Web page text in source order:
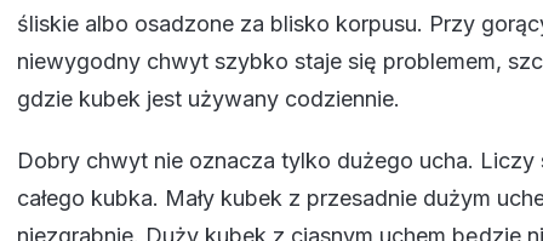
śliskie albo osadzone za blisko korpusu. Przy
niewygodny chwyt szybko staje się problemem,
gdzie kubek jest używany codziennie.
Dobry chwyt nie oznacza tylko dużego ucha. Liczy
całego kubka. Mały kubek z przesadnie dużym
niezgrabnie. Duży kubek z ciasnym uchem będzie